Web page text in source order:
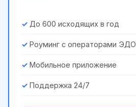
До 600 исходящих в год
Роуминг с операторами ЭДО
Мобильное приложение
Поддержка 24/7